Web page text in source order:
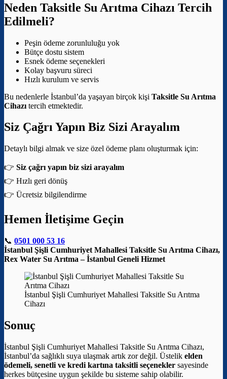
Neden Taksitle Su Arıtma Cihazı Tercih
Edilmeli?
Peşin ödeme zorunluluğu yok
Bütçe dostu sistem
Esnek ödeme seçenekleri
Kolay başvuru süreci
Hızlı kurulum ve servis
Bu nedenlerle İstanbul’da yaşayan birçok kişi Taksitle Su Arıtma
Cihazı tercih etmektedir.
Siz Çağrı Yapın Biz Sizi Arayalım
Detaylı bilgi almak ve size özel ödeme planı oluşturmak için:
👉 Siz çağrı yapın biz sizi arayalım
👉 Hızlı geri dönüş
👉 Ücretsiz bilgilendirme
Hemen İletişime Geçin
📞 0501 000 53 16
İstanbul Şişli Cumhuriyet Mahallesi Taksitle Su Arıtma Cihazı,
Rex Water Su Arıtma – İstanbul Geneli Hizmet
İstanbul Şişli Cumhuriyet Mahallesi Taksitle Su Arıtma
Cihazı
Sonuç
İstanbul Şişli Cumhuriyet Mahallesi Taksitle Su Arıtma Cihazı,
İstanbul’da sağlıklı suya ulaşmak artık zor değil. Üstelik elden
ödemeli, senetli ve kredi kartına taksitli seçenekler sayesinde
herkes bütçesine uygun şekilde bu sisteme sahip olabilir.